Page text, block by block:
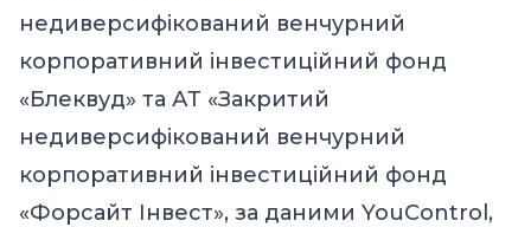
недиверсифікований венчурний
корпоративний інвестиційний фонд
«Блеквуд» та АТ «Закритий
недиверсифікований венчурний
корпоративний інвестиційний фонд
«Форсайт Інвест», за даними YouControl,